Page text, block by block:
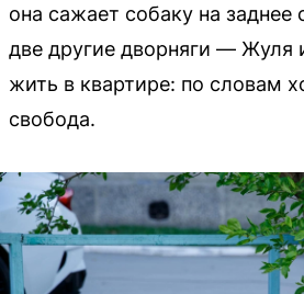
она сажает собаку на заднее
две другие дворняги — Жуля
жить в квартире: по словам
свобода.